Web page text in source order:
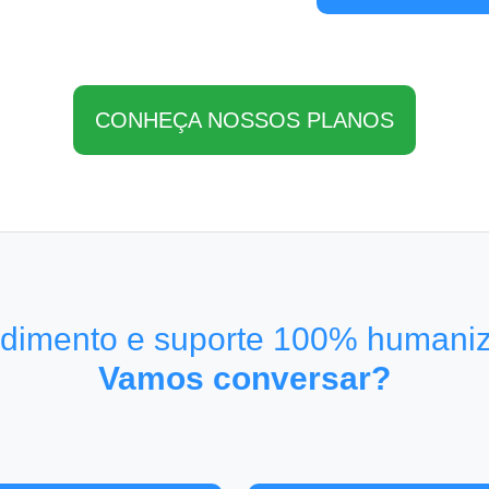
CONHEÇA NOSSOS PLANOS
e suporte 100%
Vamos conversar?